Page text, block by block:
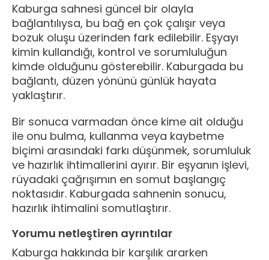
Kaburga sahnesi güncel bir olayla
bağlantılıysa, bu bağ en çok çalışır veya
bozuk oluşu üzerinden fark edilebilir. Eşyayı
kimin kullandığı, kontrol ve sorumluluğun
kimde olduğunu gösterebilir. Kaburgada bu
bağlantı, düzen yönünü günlük hayata
yaklaştırır.
Bir sonuca varmadan önce kime ait olduğu
ile onu bulma, kullanma veya kaybetme
biçimi arasındaki farkı düşünmek, sorumluluk
ve hazırlık ihtimallerini ayırır. Bir eşyanın işlevi,
rüyadaki çağrışımın en somut başlangıç
noktasıdır. Kaburgada sahnenin sonucu,
hazırlık ihtimalini somutlaştırır.
Yorumu netleştiren ayrıntılar
Kaburga hakkında bir karşılık ararken